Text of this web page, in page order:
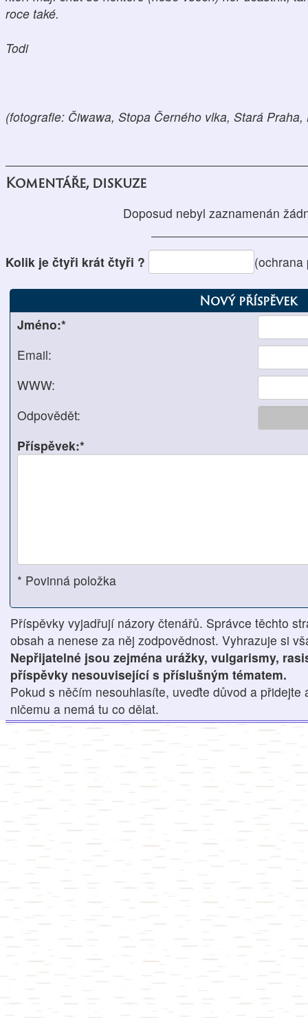
roce také.
Todi
(fotografie: Čiwawa, Stopa Černého vlka, Stará
Komentáře, diskuze
Doposud nebyl zaznamenán
Kolik je čtyři krát čtyři ? (ochrana
Nový příspěvek
Jméno:*
Email:
WWW:
Odpovědět:
Příspěvek:*
* Povinná položka
Příspěvky vyjadřují názory čtenářů. Správce těchto
obsah a nenese za něj zodpovědnost. Vyhrazuje si
Nepřijatelné jsou zejména urážky, vulgarismy,
příspěvky nesouvisející s příslušným tématem.
Pokud s něčím nesouhlasíte, uveďte důvod a přidejte
ničemu a nemá tu co dělat.